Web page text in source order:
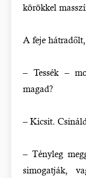
körökkel
A feje
– Tessék –
magad?
– Kicsit.
– Tényleg
simogatják,